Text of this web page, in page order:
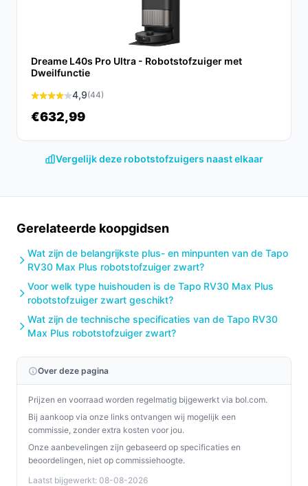
schoonmaakoplossing in huis. Deze stofzuiger past
perfect in een moderne levensstijl en biedt zowel
gemak als effectiviteit.
besterobotstofzuiger.nl. Kies bewust wat perfect past
bij jouw behoeften!
Dreame L40s Pro Ultra - Robotstofzuiger met
Dweilfunctie
4,9(44)
€632,99
Vergelijk deze robotstofzuigers naast elkaar
Gerelateerde koopgidsen
Wat zijn de belangrijkste plus- en minpunten van de Tapo
RV30 Max Plus robotstofzuiger zwart?
Voor welk type huishouden is de Tapo RV30 Max Plus
robotstofzuiger zwart geschikt?
Wat zijn de technische specificaties van de Tapo RV30
Max Plus robotstofzuiger zwart?
Over deze pagina
Prijzen en voorraad worden regelmatig bijgewerkt via bol.com.
Bij aankoop via onze links ontvangen wij mogelijk een
commissie, zonder extra kosten voor jou.
Onze aanbevelingen zijn gebaseerd op specificaties en
beoordelingen, niet op commissiehoogte.
Laatst bijgewerkt: 08-08-2026